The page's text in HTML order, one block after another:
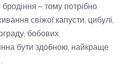
– тому потрібно
свіжої капусти, цибулі,
бобових.
бути здобною, найкраще